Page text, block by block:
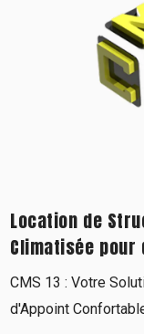
Location de
Climatisée pour
CMS 13 : Votre
d'Appoint